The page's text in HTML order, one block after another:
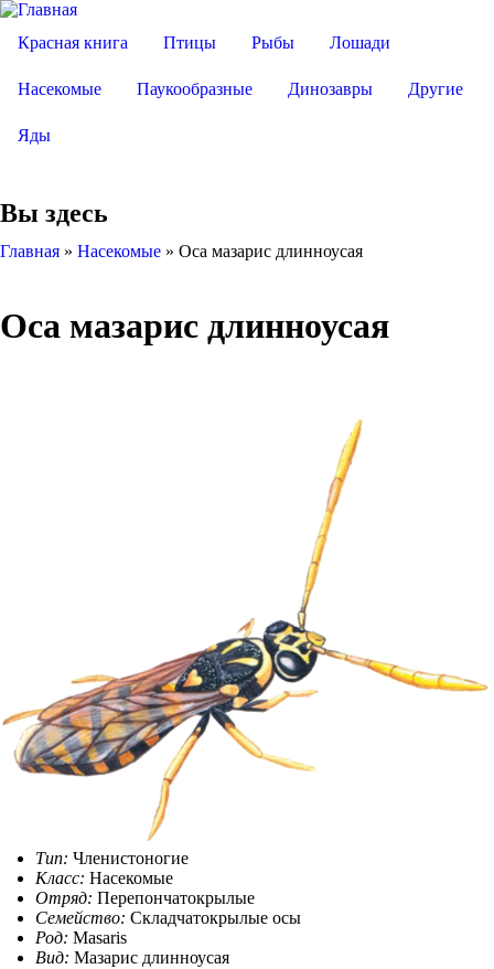
Красная книга Птицы Рыбы Лошади
Насекомые Паукообразные Динозавры Другие
Яды
Вы здесь
Главная » Насекомые » Оса мазарис длинноусая
Оса мазарис длинноусая
Тип: Членистоногие
Класс: Насекомые
Отряд: Перепончатокрылые
Семейство: Складчатокрылые осы
Род: Masaris
Вид: Мазарис длинноусая